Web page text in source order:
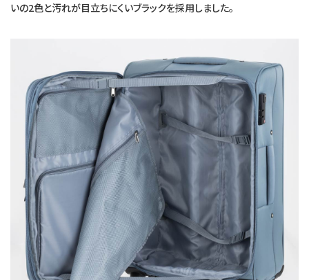
いの2色と汚れが目立ちにくいブラックを採用しました。